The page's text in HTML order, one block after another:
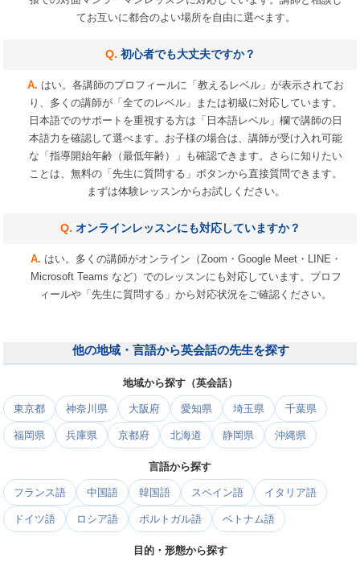
てお互いに都合のよい場所を自由に選べます。
初心者でも大丈夫ですか？
はい。各講師のプロフィールに「教えるレベル」が表示されてお
り、多くの講師が「全てのレベル」または初級に対応しています。
日本語でのサポートを重視する方は「日本語レベル」欄で講師の日
本語力を確認して選べます。お子様の場合は、講師が受け入れ可能
な「指導開始年齢（最低年齢）」も確認できます。さらに知りたい
ことは、無料の「先生に質問する」ボタンから直接質問できます。
まずは体験レッスンからお試しください。
オンラインレッスンにも対応していますか？
はい。多くの講師がオンライン（Zoom・Google Meet・LINE・
Microsoft Teams など）でのレッスンにも対応しています。プロフ
ィールや「先生に質問する」から対応状況をご確認ください。
他の地域・言語から英会話の先生を探す
地域から探す（英会話）
東京都 神奈川県 大阪府 愛知県 埼玉県 千葉県
福岡県 兵庫県 京都府 北海道 静岡県 沖縄県
言語から探す
フランス語 中国語 韓国語 スペイン語 イタリア語
ドイツ語 ロシア語 ポルトガル語 ベトナム語
目的・形態から探す